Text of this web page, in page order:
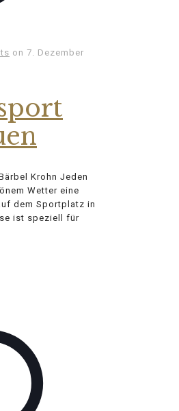
on 7. Dezember
Krohn Jeden
Wetter eine
dem Sportplatz in
ist speziell für